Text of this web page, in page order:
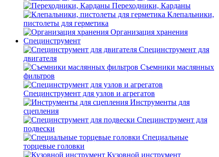
Переходники, Карданы
Клепальники,
пистолеты для герметика
Организация хранения
Специнструмент
Специнструмент для
двигателя
Съемники маслянных
фильтров
Специнструмент для узлов и агрегатов
Инструменты для
сцепления
Специнструмент для
подвески
Специальные
торцевые головки
Кузовной инструмент